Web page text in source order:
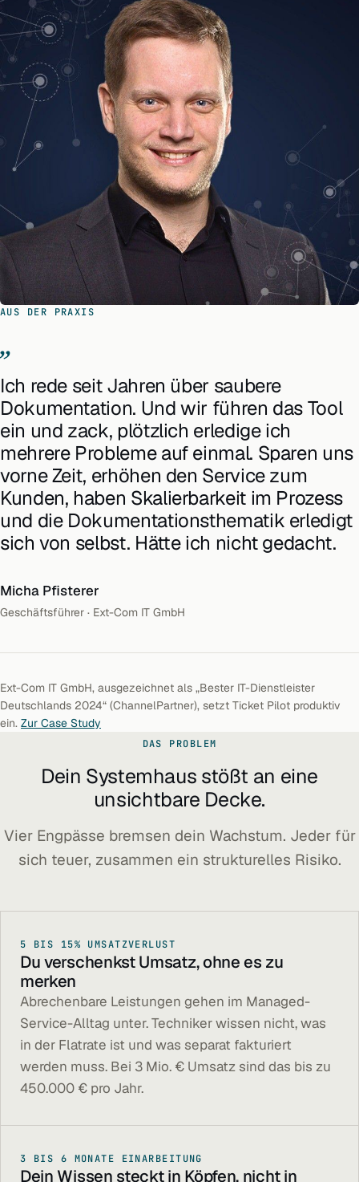
AUS DER PRAXIS
Ich rede seit Jahren über saubere
Dokumentation. Und wir führen das Tool
ein und zack, plötzlich erledige ich
mehrere Probleme auf einmal. Sparen uns
vorne Zeit, erhöhen den Service zum
Kunden, haben Skalierbarkeit im Prozess
und die Dokumentationsthematik erledigt
sich von selbst. Hätte ich nicht gedacht.
Micha Pfisterer
Geschäftsführer · Ext-Com IT GmbH
Ext-Com IT GmbH, ausgezeichnet als „Bester IT-Dienstleister
Deutschlands 2024“ (ChannelPartner), setzt Ticket Pilot produktiv
ein. Zur Case Study
DAS PROBLEM
Dein Systemhaus stößt an eine
unsichtbare Decke.
Vier Engpässe bremsen dein Wachstum. Jeder für
sich teuer, zusammen ein strukturelles Risiko.
5 BIS 15% UMSATZVERLUST
Du verschenkst Umsatz, ohne es zu
merken
Abrechenbare Leistungen gehen im Managed-
Service-Alltag unter. Techniker wissen nicht, was
in der Flatrate ist und was separat fakturiert
werden muss. Bei 3 Mio. € Umsatz sind das bis zu
450.000 € pro Jahr.
3 BIS 6 MONATE EINARBEITUNG
Dein Wissen steckt in Köpfen, nicht in